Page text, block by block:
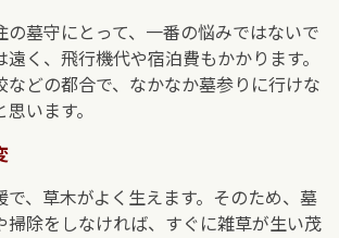
の墓守にとって、一番の悩みではないで
遠く、飛行機代や宿泊費もかかります。
などの都合で、なかなか墓参りに行けな
います。
で、草木がよく生えます。そのため、墓
掃除をしなければ、すぐに雑草が生い茂